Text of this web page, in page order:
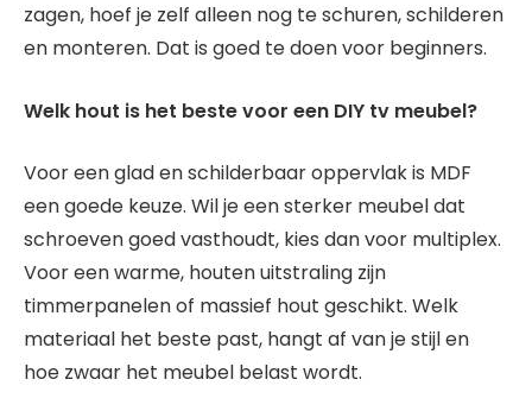
zagen, hoef je zelf alleen nog te schuren, schilderen
en monteren. Dat is goed te doen voor beginners.
Welk hout is het beste voor een DIY tv meubel?
Voor een glad en schilderbaar oppervlak is MDF
een goede keuze. Wil je een sterker meubel dat
schroeven goed vasthoudt, kies dan voor multiplex.
Voor een warme, houten uitstraling zijn
timmerpanelen of massief hout geschikt. Welk
materiaal het beste past, hangt af van je stijl en
hoe zwaar het meubel belast wordt.